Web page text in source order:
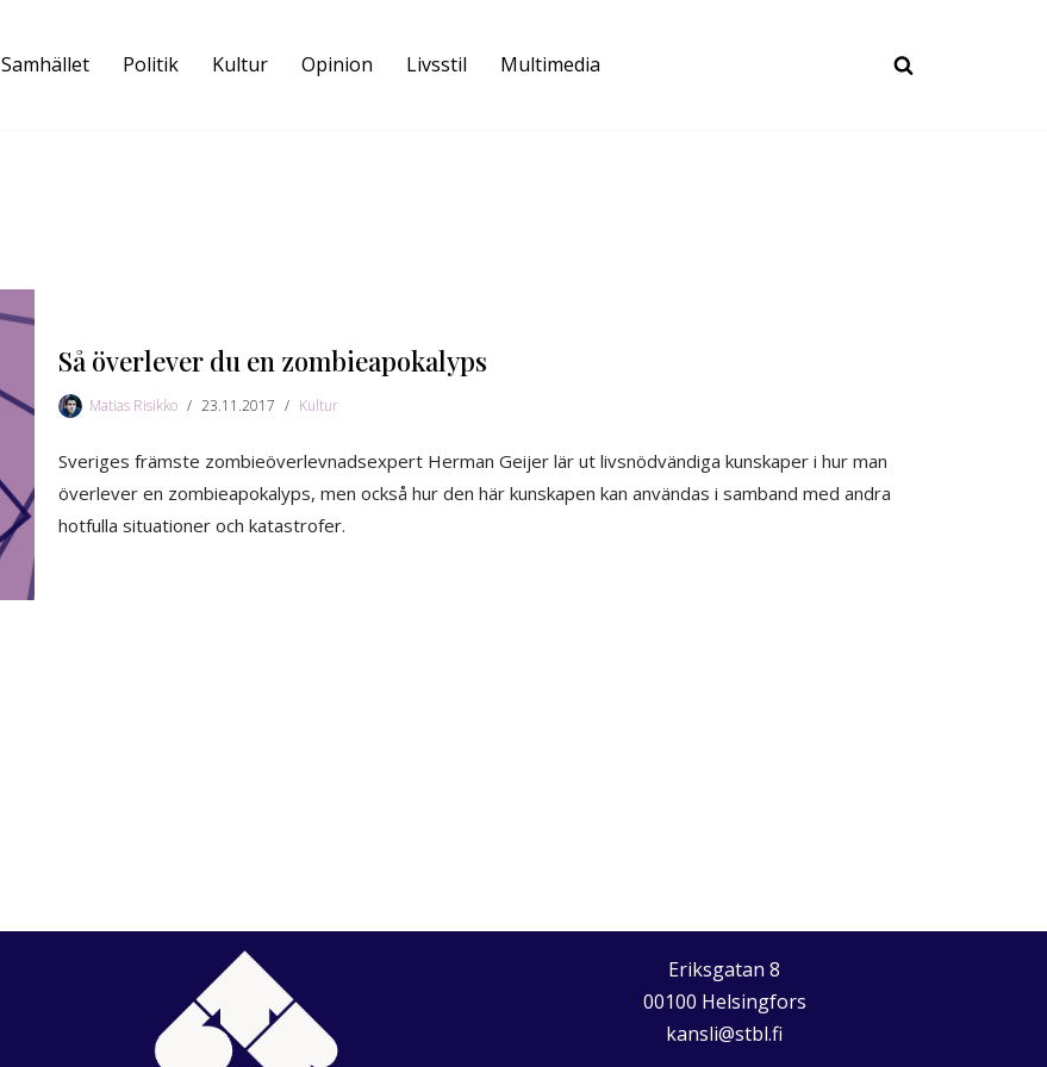
Samhället Politik Kultur Opinion Livsstil Multimedia
Så överlever du en zombieapokalyps
Matias Risikko 23.11.2017 Kultur
Sveriges främste zombieöverlevnadsexpert Herman Geijer lär ut livsnödvändiga kunskaper i hur man
överlever en zombieapokalyps, men också hur den här kunskapen kan användas i samband med andra
hotfulla situationer och katastrofer.
Eriksgatan 8
00100 Helsingfors
kansli@stbl.fi